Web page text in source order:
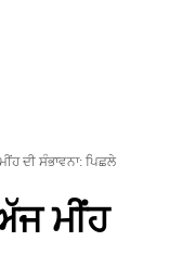
ਦੀ ਸੰਭਾਵਨਾ: ਪਿਛਲੇ
ਮੀਂਹ